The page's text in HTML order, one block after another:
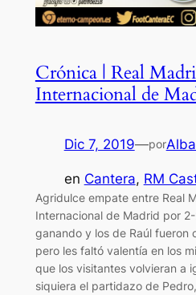
Crónica | Real
Internacional de
Dic 7, 2019—por
en Cantera, RM
Agridulce empate entre Real
Internacional de Madrid por
ganando y los de Raúl fueron
pero les faltó valentía en los
que los visitantes volvieran a
siquiera el partidazo de